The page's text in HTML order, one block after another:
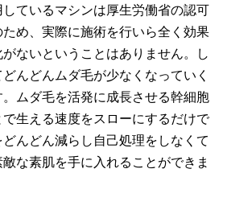
ているマシンは厚生労働省の認可
め、実際に施術を行いら全く効果
ないということはありません。し
んどんムダ毛が少なくなっていく
ムダ毛を活発に成長させる幹細胞
生える速度をスローにするだけで
んどん減らし自己処理をしなくて
な素肌を手に入れることができま